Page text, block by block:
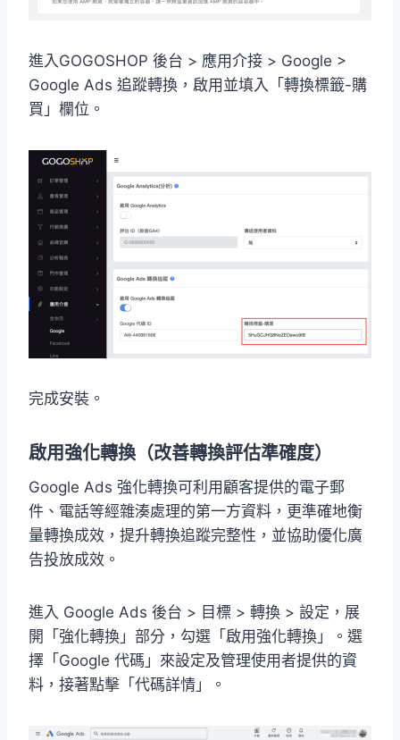
進入GOGOSHOP 後台 > 應用介接 > Google >
Google Ads 追蹤轉換，啟用並填入「轉換標籤-購
買」欄位。
完成安裝。
啟用強化轉換（改善轉換評估準確度）
Google Ads 強化轉換可利用顧客提供的電子郵
件、電話等經雜湊處理的第一方資料，更準確地衡
量轉換成效，提升轉換追蹤完整性，並協助優化廣
告投放成效。
進入 Google Ads 後台 > 目標 > 轉換 > 設定，展
開「強化轉換」部分，勾選「啟用強化轉換」。選
擇「Google 代碼」來設定及管理使用者提供的資
料，接著點擊「代碼詳情」。